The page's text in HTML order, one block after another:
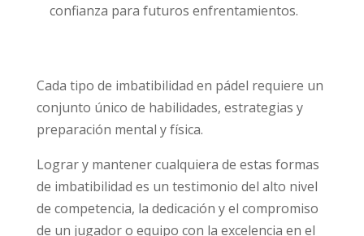
confianza para futuros enfrentamientos.
Cada tipo de imbatibilidad en pádel requiere un
conjunto único de habilidades, estrategias y
preparación mental y física.
Lograr y mantener cualquiera de estas formas
de imbatibilidad es un testimonio del alto nivel
de competencia, la dedicación y el compromiso
de un jugador o equipo con la excelencia en el